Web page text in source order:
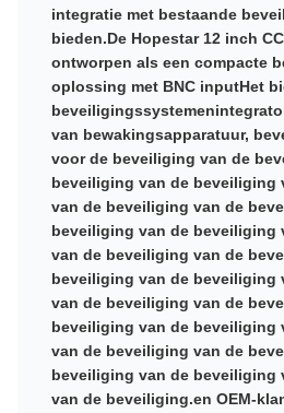
integratie met bestaande
bieden.De Hopestar 12 inch
ontworpen als een compacte
oplossing met BNC inputHet
van bewakingsapparatuur,
voor de beveiliging van de
beveiliging van de beveiliging
van de beveiliging van de
beveiliging van de beveiliging
van de beveiliging van de
beveiliging van de beveiliging
van de beveiliging van de
beveiliging van de beveiliging
van de beveiliging van de
beveiliging van de beveiliging
van de beveiliging.en OEM-